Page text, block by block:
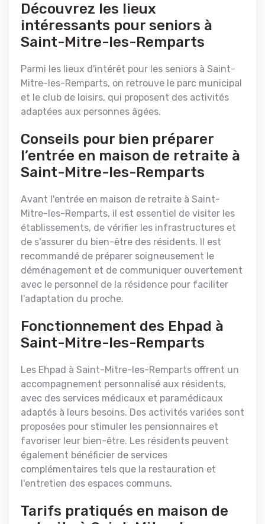
Découvrez les lieux
intéressants pour seniors à
Saint-Mitre-les-Remparts
Parmi les lieux d'intérêt pour les seniors à Saint-
Mitre-les-Remparts, on retrouve le parc municipal
et le club de loisirs, qui proposent des activités
adaptées aux personnes âgées.
Conseils pour bien préparer
l’entrée en maison de retraite à
Saint-Mitre-les-Remparts
Avant l'entrée en maison de retraite à Saint-
Mitre-les-Remparts, il est essentiel de visiter les
établissements, de vérifier les infrastructures et
de s'assurer du bien-être des résidents. Il est
recommandé de préparer soigneusement le
déménagement et de communiquer ouvertement
avec le personnel de la résidence pour faciliter
l'adaptation du proche.
Fonctionnement des Ehpad à
Saint-Mitre-les-Remparts
Les Ehpad à Saint-Mitre-les-Remparts offrent un
accompagnement personnalisé aux résidents,
avec des services médicaux et paramédicaux
adaptés à leurs besoins. Des activités variées sont
proposées pour stimuler les pensionnaires et
favoriser leur bien-être. Les résidents peuvent
également bénéficier de services
complémentaires tels que la restauration et
l'entretien des espaces communs.
Tarifs pratiqués en maison de